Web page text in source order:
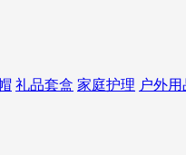
礼品套盒 家庭护理 户外用